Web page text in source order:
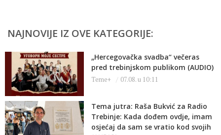
NAJNOVIJE IZ OVE KATEGORIJE:
„Hercegovačka svadba“ večeras
pred trebinjskom publikom (AUDIO)
Teme+ 07.08. u 10:11
Tema jutra: Raša Bukvić za Radio
Trebinje: Kada dođem ovdje, imam
osjećaj da sam se vratio kod svojih